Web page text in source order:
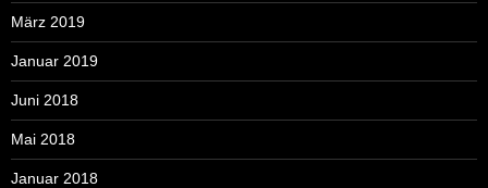
März 2019
Januar 2019
Juni 2018
Mai 2018
Januar 2018